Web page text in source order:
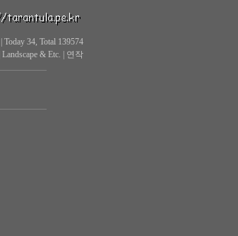
Today 34, Total 139574
Landscape & Etc. 연작